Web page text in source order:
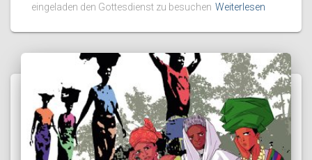
eingeladen den Gottesdienst zu besuchen Weiterlesen